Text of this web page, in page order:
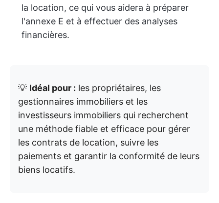
la location, ce qui vous aidera à préparer
l'annexe E et à effectuer des analyses
financières.
💡 Idéal pour : les propriétaires, les
gestionnaires immobiliers et les
investisseurs immobiliers qui recherchent
une méthode fiable et efficace pour gérer
les contrats de location, suivre les
paiements et garantir la conformité de leurs
biens locatifs.